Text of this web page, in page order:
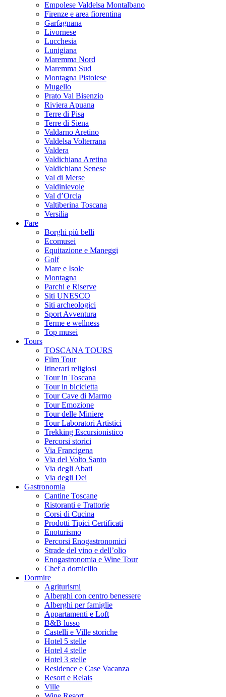
Empolese Valdelsa Montalbano
Firenze e area fiorentina
Garfagnana
Livornese
Lucchesia
Lunigiana
Maremma Nord
Maremma Sud
Montagna Pistoiese
Mugello
Prato Val Bisenzio
Riviera Apuana
Terre di Pisa
Terre di Siena
Valdarno Aretino
Valdelsa Volterrana
Valdera
Valdichiana Aretina
Valdichiana Senese
Val di Merse
Valdinievole
Val d’Orcia
Valtiberina Toscana
Versilia
Fare
Borghi più belli
Ecomusei
Equitazione e Maneggi
Golf
Mare e Isole
Montagna
Parchi e Riserve
Siti UNESCO
Siti archeologici
Sport Avventura
Terme e wellness
Top musei
Tours
TOSCANA TOURS
Film Tour
Itinerari religiosi
Tour in Toscana
Tour in bicicletta
Tour Cave di Marmo
Tour Emozione
Tour delle Miniere
Tour Laboratori Artistici
Trekking Escursionistico
Percorsi storici
Via Francigena
Via del Volto Santo
Via degli Abati
Via degli Dei
Gastronomia
Cantine Toscane
Ristoranti e Trattorie
Corsi di Cucina
Prodotti Tipici Certificati
Enoturismo
Percorsi Enogastronomici
Strade del vino e dell’olio
Enogastronomia e Wine Tour
Chef a domicilio
Dormire
Agriturismi
Alberghi con centro benessere
Alberghi per famiglie
Appartamenti e Loft
B&B lusso
Castelli e Ville storiche
Hotel 5 stelle
Hotel 4 stelle
Hotel 3 stelle
Residence e Case Vacanza
Resort e Relais
Ville